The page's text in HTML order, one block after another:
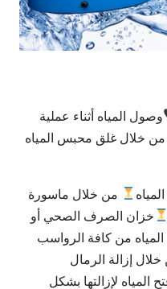
وصول المياه أثناء عملية
من خلال غلق محبس المياه
من خلال ماسورة
خزان الصرف الصحي أو
من كافة الرواسب
إزالة الرمال
لإزالتها بشكل